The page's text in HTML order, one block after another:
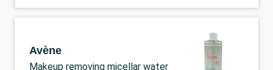
Avène
Makeup removing micellar water